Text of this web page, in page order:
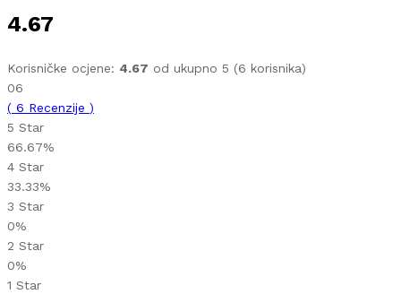
4.67
Korisničke ocjene: 4.67 od ukupno 5 (6 korisnika)
06
( 6 Recenzije )
5 Star
66.67%
4 Star
33.33%
3 Star
0%
2 Star
0%
1 Star